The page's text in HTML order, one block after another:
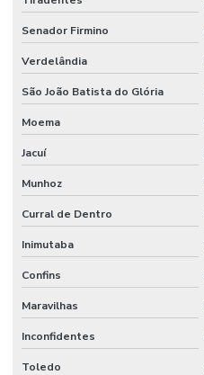
Senador Firmino
Verdelândia
São João Batista do Glória
Moema
Jacuí
Munhoz
Curral de Dentro
Inimutaba
Confins
Maravilhas
Inconfidentes
Toledo